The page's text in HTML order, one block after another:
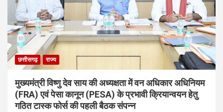
छत्तीसगढ़ राज्य
मुख्यमंत्री विष्णु देव साय की अध्यक्षता में वन अधिकार अधिनियम
(FRA) एवं पेसा कानून (PESA) के प्रभावी क्रियान्वयन हेतु
गठित टास्क फोर्स की पहली बैठक संपन्न